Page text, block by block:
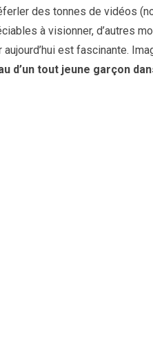
des tonnes de vidéos
à visionner, d’autres
est fascinante.
d’un tout jeune garçon